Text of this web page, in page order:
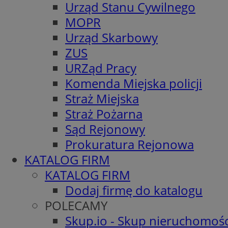
Urząd Stanu Cywilnego
MOPR
Urząd Skarbowy
ZUS
URZąd Pracy
Komenda Miejska policji
Straż Miejska
Straż Pożarna
Sąd Rejonowy
Prokuratura Rejonowa
KATALOG FIRM
KATALOG FIRM
Dodaj firmę do katalogu
POLECAMY
Skup.io - Skup